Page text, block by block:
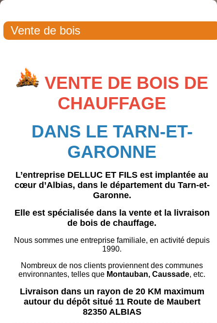
Vente de bois
VENTE DE BOIS DE
CHAUFFAGE
DANS LE TARN-ET-
GARONNE
L’entreprise DELLUC ET FILS est implantée au
cœur d’Albias, dans le département du Tarn-et-
Garonne.
Elle est spécialisée dans la vente et la livraison
de bois de chauffage.
Nous sommes une entreprise familiale, en activité depuis
1990.
Nombreux de nos clients proviennent des communes
environnantes, telles que Montauban, Caussade, etc.
Livraison dans un rayon de 20 KM maximum
autour du dépôt situé 11 Route de Maubert
82350 ALBIAS